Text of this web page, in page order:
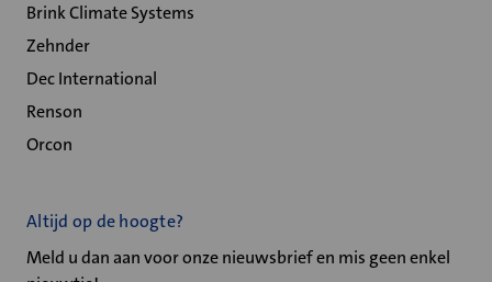
Brink Climate Systems
Zehnder
Dec International
Renson
Orcon
Altijd op de hoogte?
Meld u dan aan voor onze nieuwsbrief en mis geen enkel